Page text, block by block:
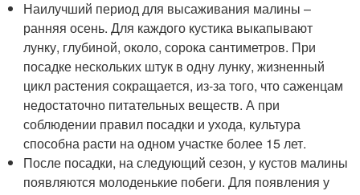
Наилучший период для высаживания малины –
ранняя осень. Для каждого кустика выкапывают
лунку, глубиной, около, сорока сантиметров. При
посадке нескольких штук в одну лунку, жизненный
цикл растения сокращается, из-за того, что саженцам
недостаточно питательных веществ. А при
соблюдении правил посадки и ухода, культура
способна расти на одном участке более 15 лет.
После посадки, на следующий сезон, у кустов малины
появляются молоденькие побеги. Для появления у